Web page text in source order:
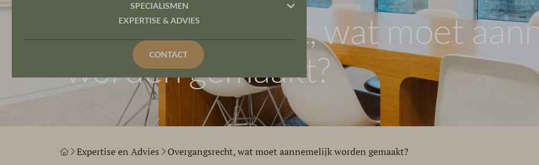
SPECIALISMEN
EXPERTISE & ADVIES
CONTACT
Overgangsrecht, wat moet
worden gemaakt?
Expertise en Advies Overgangsrecht, wat moet aannemelijk worden gemaakt?